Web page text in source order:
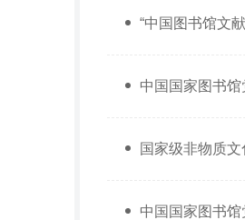
“中国图书馆文
中国国家图书
国家级非物质
中国国家图书